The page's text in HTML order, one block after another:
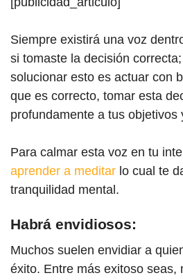
Siempre existirá una voz
si tomaste la decisión
solucionar esto es actuar con
que es correcto, tomar esta
profundamente a tus objetivos
Para calmar esta voz en tu
aprender a meditar lo cual te
tranquilidad mental.
Habrá envidiosos:
Muchos suelen envidiar a
éxito. Entre más exitoso seas,